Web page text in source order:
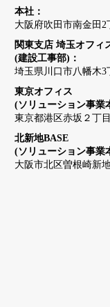
本社：
大阪府吹田市南金田2
関東支店 埼玉オフィ
(建設工事部)：
埼玉県川口市八幡木3
東京オフィス
(ソリューション事業
東京都港区赤坂２丁
北新地BASE
(ソリューション事業
大阪市北区曽根崎新